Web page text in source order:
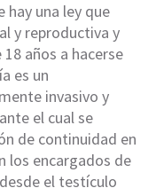
hay una ley que
y reproductiva y
años a hacerse
es un
invasivo y
el cual se
de continuidad en
los encargados de
el testículo